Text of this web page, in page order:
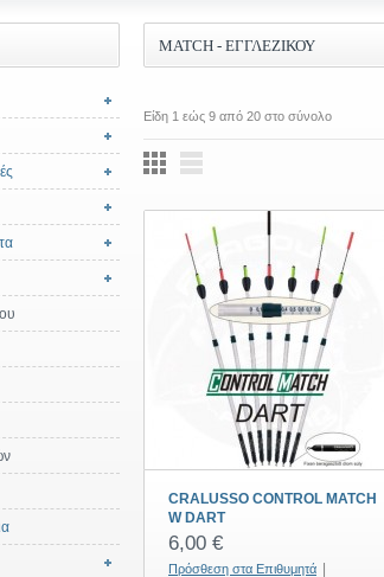
MATCH - ΕΓΓΛΈΖΙΚΟΥ
Είδη 1 εώς 9 από 20 στο σύνολο
CRALUSSO CONTROL MATCH
W DART
6,00 €
Πρόσθεση στα Επιθυμητά